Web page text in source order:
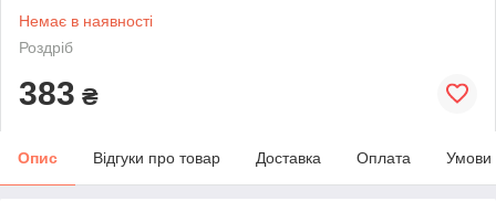
Немає в наявності
Роздріб
383 ₴
Опис Відгуки про товар Доставка Оплата Умови